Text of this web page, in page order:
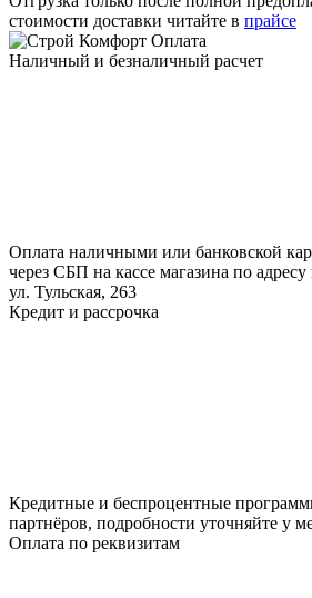
стоимости доставки читайте в прайсе
Оплата
Наличный и безналичный расчет
Оплата наличными или банковской
через СБП на кассе магазина по
ул. Тульская, 263
Кредит и рассрочка
Кредитные и беспроцентные
партнёров, подробности уточняйте у
Оплата по реквизитам